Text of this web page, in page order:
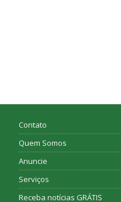
Contato
Quem Somos
Anuncie
Serviços
Receba notícias GRÁTIS